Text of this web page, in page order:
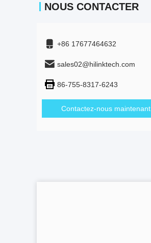
NOUS CONTACTER
+86 17677464632
sales02@hilinktech.com
86-755-8317-6243
Contactez-nous maintenant